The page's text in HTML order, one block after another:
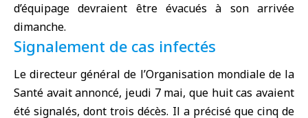
d’équipage devraient être évacués à son arrivée
dimanche.
Signalement de cas infectés
Le directeur général de l’Organisation mondiale de la
Santé avait annoncé, jeudi 7 mai, que huit cas avaient
été signalés, dont trois décès. Il a précisé que cinq de